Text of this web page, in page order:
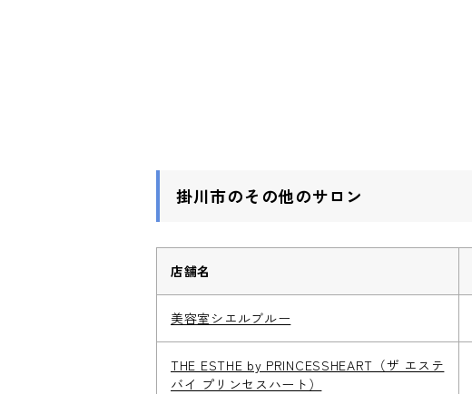
掛川市のその他のサロン
店舗名
美容室シエルブルー
THE ESTHE by PRINCESSHEART（ザ エステ
バイ プリンセスハート）